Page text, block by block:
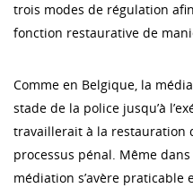
trois modes de régulation
fonction restaurative de
Comme en Belgique, la
stade de la police jusqu’à
travaillerait à la restauration
processus pénal. Même
médiation s’avère